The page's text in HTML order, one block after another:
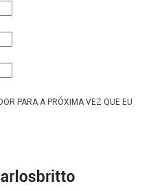
PARA A PRÓXIMA VEZ QUE EU